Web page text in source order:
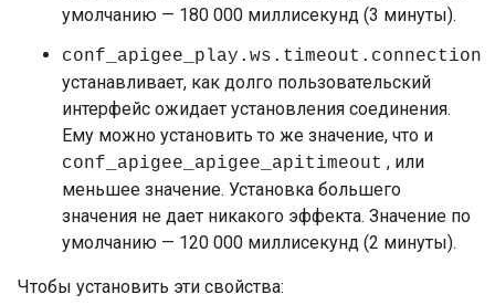
умолчанию — 180 000 миллисекунд (3 минуты).
conf_apigee_play.ws.timeout.connection
устанавливает, как долго пользовательский
интерфейс ожидает установления соединения.
Ему можно установить то же значение, что и
conf_apigee_apigee_apitimeout , или
меньшее значение. Установка большего
значения не дает никакого эффекта. Значение по
умолчанию — 120 000 миллисекунд (2 минуты).
Чтобы установить эти свойства: